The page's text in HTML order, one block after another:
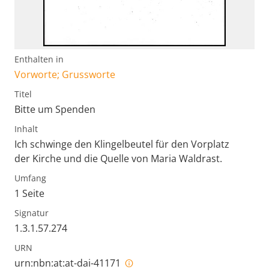
Enthalten in
Vorworte; Grussworte
Titel
Bitte um Spenden
Inhalt
Ich schwinge den Klingelbeutel für den Vorplatz
der Kirche und die Quelle von Maria Waldrast.
Umfang
1 Seite
Signatur
1.3.1.57.274
URN
urn:nbn:at:at-dai-41171